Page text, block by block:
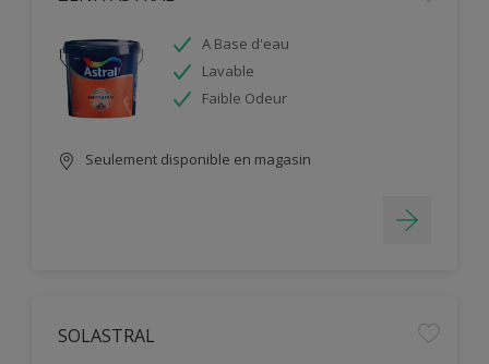
A Base d'eau
Lavable
Faible Odeur
Seulement disponible en magasin
SOLASTRAL